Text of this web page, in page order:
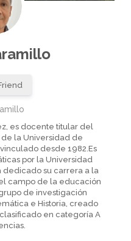
es docente titular del
la Universidad de
desde 1982.Es
por la Universidad
dedicado su carrera a la
campo de la educación
de investigación
e Historia, creado
en categoría A